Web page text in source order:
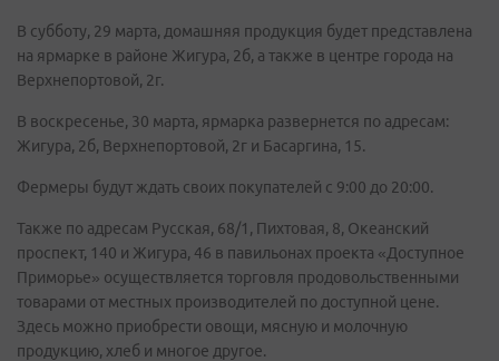
В субботу, 29 марта, домашняя продукция будет представлена
на ярмарке в районе Жигура, 2б, а также в центре города на
Верхнепортовой, 2г.
В воскресенье, 30 марта, ярмарка развернется по адресам:
Жигура, 2б, Верхнепортовой, 2г и Басаргина, 15.
Фермеры будут ждать своих покупателей с 9:00 до 20:00.
Также по адресам Русская, 68/1, Пихтовая, 8, Океанский
проспект, 140 и Жигура, 46 в павильонах проекта «Доступное
Приморье» осуществляется торговля продовольственными
товарами от местных производителей по доступной цене.
Здесь можно приобрести овощи, мясную и молочную
продукцию, хлеб и многое другое.